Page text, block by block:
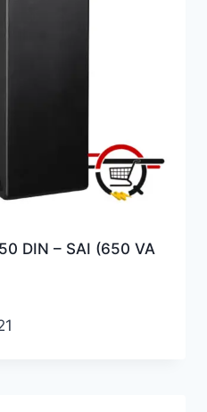
DIN – SAI (650 VA